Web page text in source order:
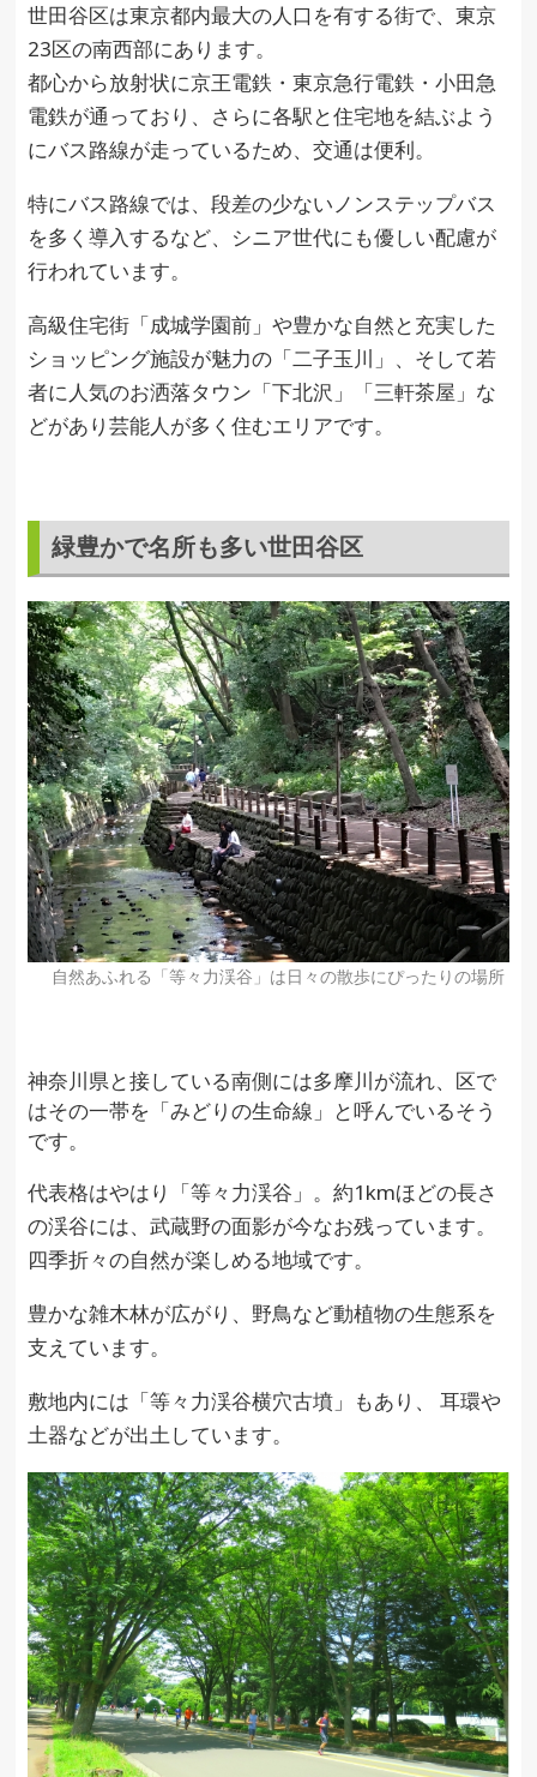
世田谷区は東京都内最大の人口を有する街で、東京
23区の南西部にあります。
都心から放射状に京王電鉄・東京急行電鉄・小田急
電鉄が通っており、さらに各駅と住宅地を結ぶよう
にバス路線が走っているため、交通は便利。
特にバス路線では、段差の少ないノンステップバス
を多く導入するなど、シニア世代にも優しい配慮が
行われています。
高級住宅街「成城学園前」や豊かな自然と充実した
ショッピング施設が魅力の「二子玉川」、そして若
者に人気のお洒落タウン「下北沢」「三軒茶屋」な
どがあり芸能人が多く住むエリアです。
緑豊かで名所も多い世田谷区
自然あふれる「等々力渓谷」は日々の散歩にぴったりの場所
神奈川県と接している南側には多摩川が流れ、区で
はその一帯を「みどりの生命線」と呼んでいるそう
です。
代表格はやはり「等々力渓谷」。約1kmほどの長さ
の渓谷には、武蔵野の面影が今なお残っています。
四季折々の自然が楽しめる地域です。
豊かな雑木林が広がり、野鳥など動植物の生態系を
支えています。
敷地内には「等々力渓谷横穴古墳」もあり、 耳環や
土器などが出土しています。